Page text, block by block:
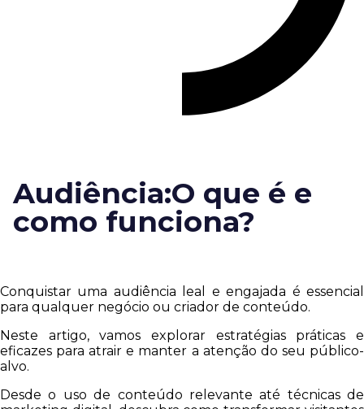
Audiência:O que é e
como funciona?
Conquistar uma audiência leal e engajada é essencial
para qualquer negócio ou criador de conteúdo.
Neste artigo, vamos explorar estratégias práticas e
eficazes para atrair e manter a atenção do seu público-
alvo.
Desde o uso de conteúdo relevante até técnicas de